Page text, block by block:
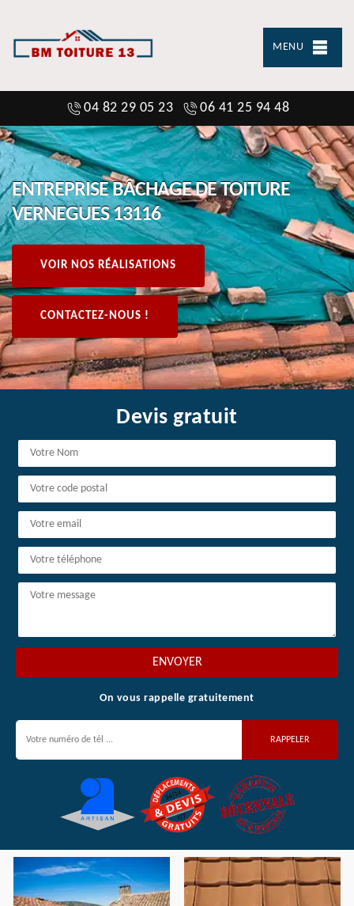
MENU
04 82 29 05 23 06 41 25 94 48
ENTREPRISE BÂCHAGE DE TOITURE
VERNEGUES 13116
VOIR NOS RÉALISATIONS
CONTACTEZ-NOUS !
Devis gratuit
On vous rappelle gratuitement